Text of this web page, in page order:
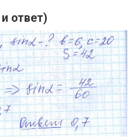
ответ)